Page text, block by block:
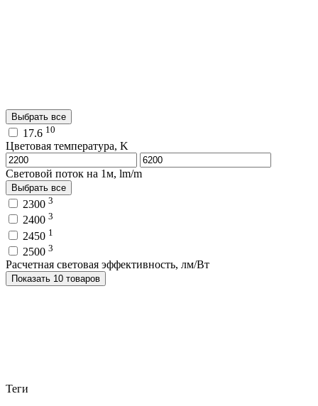
Выбрать все
17.6 10
Цветовая температура, K
Световой поток на 1м, lm/m
Выбрать все
2300 3
2400 3
2450 1
2500 3
Расчетная световая эффективность, лм/Вт
Показать 10 товаров
Теги